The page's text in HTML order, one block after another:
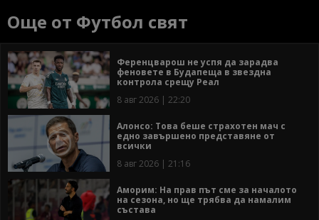
Още от Футбол свят
Ференцварош не успя да зарадва
феновете в Будапеща в звездна
контрола срещу Реал
8 авг 2026 | 22:20
Алонсо: Това беше страхотен мач с
едно завършено представяне от
всички
8 авг 2026 | 21:16
Аморим: На прав път сме за началото
на сезона, но ще трябва да намалим
състава